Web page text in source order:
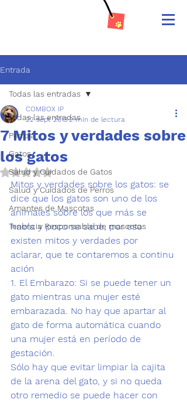
Entrada
Todas las entradas
Perros
Gatos
Salud y Cuidados de Gatos
Salud y Cuidados de Perros
Amantes de Mascotas
Tenencia Responsable de mascotas
Todas las entradas
7 Mitos y verdades sobre
los gatos
COMBOX IP
22 sept 20132 min de lectura
Obtuvo NaN de 5 estrellas.
Mitos y verdades sobre los gatos: se
dice que los gatos son uno de los
animales sobre los que más se
habla y poco se sabe, por eso
existen mitos y verdades por
aclarar, que te contaremos a continu
ación
1. El Embarazo: Si se puede tener un
gato mientras una mujer esté
embarazada. No hay que apartar al
gato de forma automática cuando
una mujer está en período de
gestación.
Sólo hay que evitar limpiar la cajita
de la arena del gato, y si no queda
otro remedio se puede hacer con